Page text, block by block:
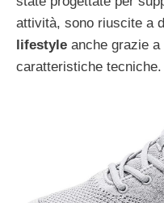
attività, sono riuscite a
lifestyle anche grazie
caratteristiche tecniche.